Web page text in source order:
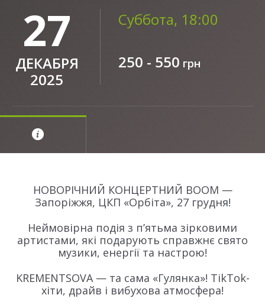
27
ДЕКАБРЯ
2025
Суббота, 18:00
250 - 550 грн
НОВОРІЧНИЙ КОНЦЕРТНИЙ BOOM —
Запоріжжя, ЦКП «Орбіта», 27 грудня!
Неймовірна подія з п’ятьма зірковими
артистами, які подарують справжнє свято
музики, енергії та настрою!
KREMENTSOVA — та сама «Гулянка»! TikTok-
хіти, драйв і вибухова атмосфера!